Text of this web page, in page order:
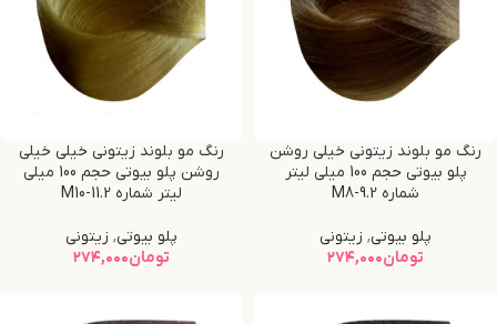
رنگ مو بلوند زیتونی خیلی روشن
پلو بیوتی حجم 100 میلی لیتر
شماره M8-9.2
پلو بیوتی, زیتونی
تومان۲۷۴,۰۰۰
رنگ مو بلوند زیتونی خیلی خیلی
روشن پلو بیوتی حجم 100 میلی
لیتر شماره M10-11.2
پلو بیوتی, زیتونی
تومان۲۷۴,۰۰۰